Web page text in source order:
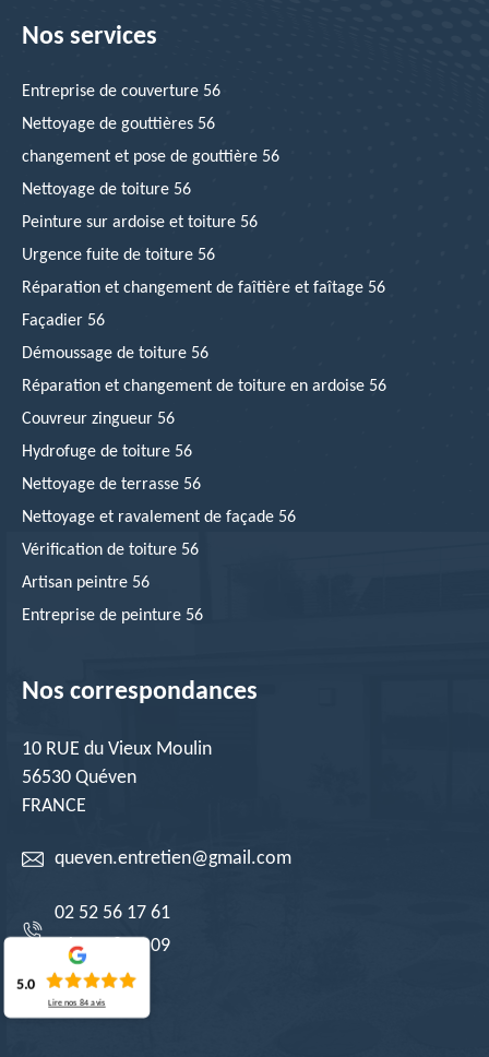
Nos services
Entreprise de couverture 56
Nettoyage de gouttières 56
changement et pose de gouttière 56
Nettoyage de toiture 56
Peinture sur ardoise et toiture 56
Urgence fuite de toiture 56
Réparation et changement de faîtière et faîtage 56
Façadier 56
Démoussage de toiture 56
Réparation et changement de toiture en ardoise 56
Couvreur zingueur 56
Hydrofuge de toiture 56
Nettoyage de terrasse 56
Nettoyage et ravalement de façade 56
Vérification de toiture 56
Artisan peintre 56
Entreprise de peinture 56
Nos correspondances
10 RUE du Vieux Moulin
56530 Quéven
FRANCE
queven.entretien@gmail.com
02 52 56 17 61
06 19 08 29 09
5.0
Lire nos84 avis